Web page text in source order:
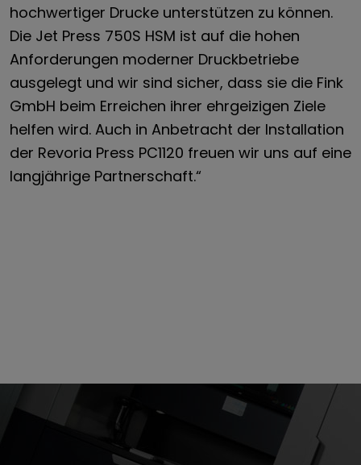
hochwertiger Drucke unterstützen zu können.
Die Jet Press 750S HSM ist auf die hohen
Anforderungen moderner Druckbetriebe
ausgelegt und wir sind sicher, dass sie die Fink
GmbH beim Erreichen ihrer ehrgeizigen Ziele
helfen wird. Auch in Anbetracht der Installation
der Revoria Press PC1120 freuen wir uns auf eine
langjährige Partnerschaft.“